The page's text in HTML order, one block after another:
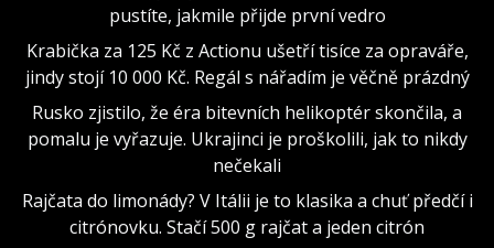
pustíte, jakmile přijde první vedro
Krabička za 125 Kč z Actionu ušetří tisíce za opraváře,
jindy stojí 10 000 Kč. Regál s nářadím je věčně prázdný
Rusko zjistilo, že éra bitevních helikoptér skončila, a
pomalu je vyřazuje. Ukrajinci je proškolili, jak to nikdy
nečekali
Rajčata do limonády? V Itálii je to klasika a chuť předčí i
citrónovku. Stačí 500 g rajčat a jeden citrón